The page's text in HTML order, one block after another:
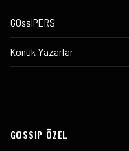
GOssIPERS
Konuk Yazarlar
GOSSIP ÖZEL